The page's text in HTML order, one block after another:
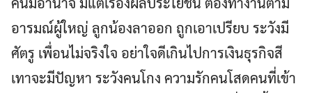
อารมณ์ผู้ใหญ่ ลูกน้องลาออก ถูกเอาเปรียบ ระวังมี
ศัตรู เพื่อนไม่จริงใจ อย่าใจดีเกินไปการเงินธุรกิจสี
เทาจะมีปัญหา ระวังคนโกง ความรักคนโสดคนที่เข้า